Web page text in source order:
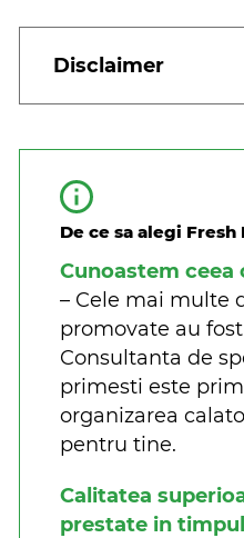
Disclaimer
De ce sa alegi Fresh
Cunoastem
– Cele mai multe
promovate au
Consultanta de
primesti este
organizarea
pentru tine.
Calitatea
prestate in